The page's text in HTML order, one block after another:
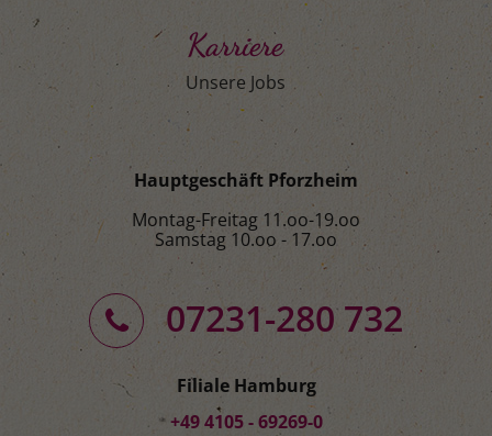
Karriere
Unsere Jobs
Hauptgeschäft Pforzheim
Montag-Freitag 11.oo-19.oo
Samstag 10.oo - 17.oo
07231-280 732
Filiale Hamburg
+49 4105 - 69269-0